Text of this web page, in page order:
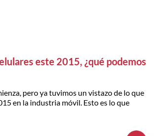
este 2015, ¿qué podemos
pero ya tuvimos un vistazo de lo que
en la industria móvil. Esto es lo que